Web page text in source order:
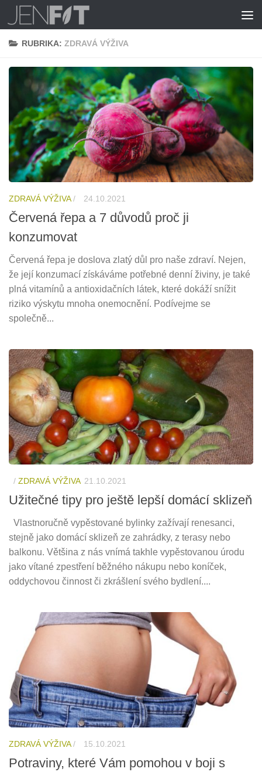
Skip to content
RUBRIKA: ZDRAVÁ VÝŽIVA
ZDRAVÁ VÝŽIVA/ 24.10.2021
Červená řepa a 7 důvodů proč ji
konzumovat
Červená řepa je doslova zlatý důl pro naše zdraví. Nejen,
že její konzumací získáváme potřebné denní živiny, je také
plná vitamínů a antioxidačních látek, které dokáží snížit
riziko výskytu mnoha onemocnění. Podívejme se
společně...
/ ZDRAVÁ VÝŽIVA 21.10.2021
Užitečné tipy pro ještě lepší domácí sklizeň
Vlastnoručně vypěstované bylinky zažívají renesanci,
stejně jako domácí sklizeň ze zahrádky, z terasy nebo
balkonu. Většina z nás vnímá takhle vypěstovanou úrodu
jako vítané zpestření běžného nákupu nebo koníček,
oddychovou činnost či zkrášlení svého bydlení....
ZDRAVÁ VÝŽIVA/ 15.10.2021
Potraviny, které Vám pomohou v boji s